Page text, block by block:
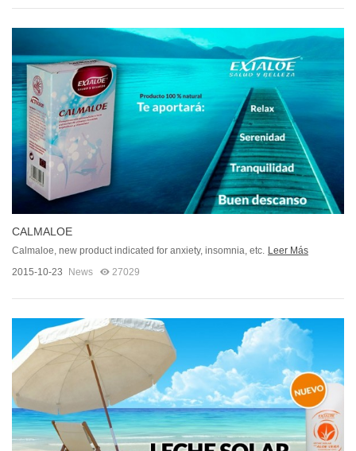
CALMALOE
Calmaloe, new product indicated for anxiety, insomnia, etc. Leer Más
2015-10-23
News 27029